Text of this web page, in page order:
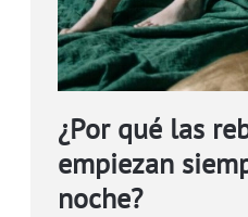
¿Por qué las
empiezan
noche?